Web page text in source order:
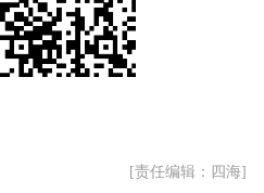
[责任编辑：四海]